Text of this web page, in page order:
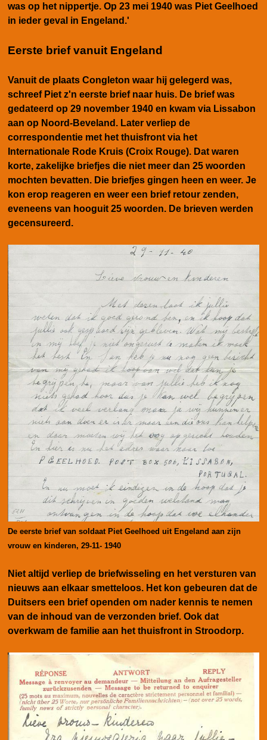
was op het nippertje. Op 23 mei 1940 was Piet Geelhoed
in ieder geval in Engeland.'
Eerste brief vanuit Engeland
Vanuit de plaats Congleton waar hij gelegerd was,
schreef Piet z'n eerste brief naar huis. De brief was
gedateerd op 29 november 1940 en kwam via Lissabon
aan op Noord-Beveland. Later verliep de
correspondentie met het thuisfront via het
Internationale Rode Kruis (Croix Rouge). Dat waren
korte, zakelijke briefjes die niet meer dan 25 woorden
mochten bevatten. Die briefjes gingen heen en weer. Je
kon erop reageren en weer een brief retour zenden,
eveneens van hooguit 25 woorden. De brieven werden
gecensureerd.
De eerste brief van soldaat Piet Geelhoed uit Engeland aan zijn
vrouw en kinderen, 29-11- 1940
Niet altijd verliep de briefwisseling en het versturen van
nieuws aan elkaar smetteloos. Het kon gebeuren dat de
Duitsers een brief openden om nader kennis te nemen
van de inhoud van de verzonden brief. Ook dat
overkwam de familie aan het thuisfront in Stroodorp.